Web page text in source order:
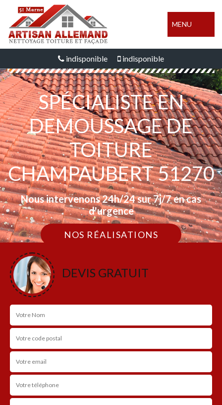
MENU
indisponible indisponible
SPÉCIALISTE EN
DEMOUSSAGE DE
TOITURE
CHAMPAUBERT 51270
Nous intervenons 24h/24 sur 7j/7 en cas
d'urgence
NOS RÉALISATIONS
DEVIS GRATUIT